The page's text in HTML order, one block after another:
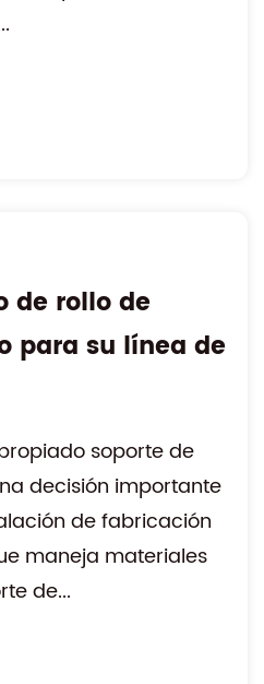
de rollo de
para su línea de
soporte de
decisión importante
de fabricación
maneja materiales
de...